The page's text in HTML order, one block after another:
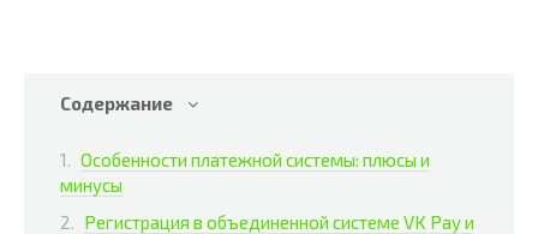
Содержание
Особенности платежной системы: плюсы и
минусы
Регистрация в объединенной системе VK Pay и